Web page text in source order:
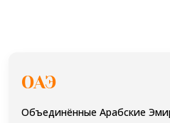
ОАЭ
Объединённые Арабские